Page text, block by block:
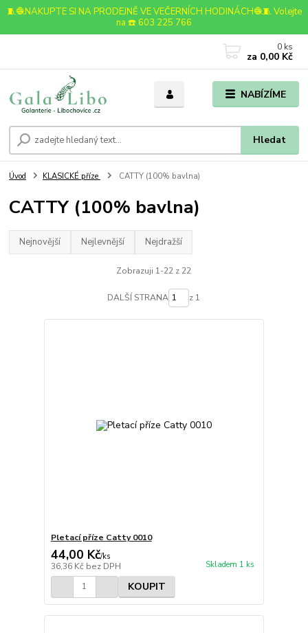
🧵🧶NAKUPTE SI NA PRODEJNĚ VE VEČERNÍCH HODINÁCH🧶🧵 Volejte
na ☎️ 603 225 766
NABÍZÍME
Hledat
0 ks
za 0,00 Kč
Úvod KLASICKÉ příze CATTY (100% bavlna)
CATTY (100% bavlna)
Nejnovější Nejlevnější Nejdražší
Zobrazuji 1-22 z 22
DALŠÍ STRANA z 1
Pletací příze Catty 0010
44,00 Kč/ks
36,36 Kč bez DPH Skladem 1 ks
KOUPIT